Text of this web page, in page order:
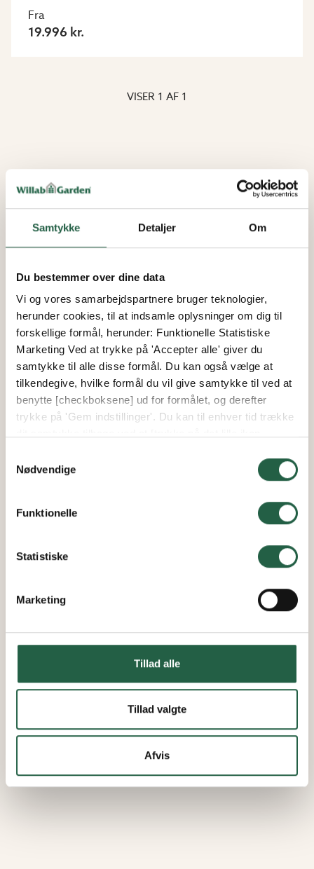
Samtykke Detaljer Om
Du bestemmer over dine data
Vi og vores samarbejdspartnere bruger teknologier,
herunder cookies, til at indsamle oplysninger om dig til
forskellige formål, herunder: Funktionelle Statistiske
Marketing Ved at trykke på 'Accepter alle' giver du
samtykke til alle disse formål. Du kan også vælge at
tilkendegive, hvilke formål du vil give samtykke til ved at
benytte [checkboksene] ud for formålet, og derefter
trykke på 'Gem indstillinger'. Du kan til enhver tid trække
mere om vores brug af cookies og andre teknologier,
personlige oplysninger
Nødvendige
Funktionelle
Statistiske
Marketing
Tillad alle
Tillad valgte
Afvis
Fra
19.996 kr.
VISER 1 AF 1